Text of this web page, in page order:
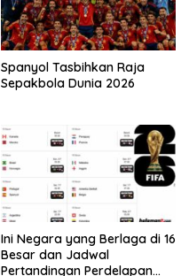
Spanyol Tasbihkan Raja
Sepakbola Dunia 2026
Ini Negara yang Berlaga di 16
Besar dan Jadwal
Pertandingan Perdelapan